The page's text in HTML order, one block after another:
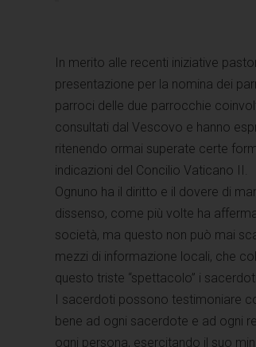
In merito alle recenti iniziative
presentazione per la nomina dei
parroci delle due parrocchie
consultati dal Vescovo e hanno
ritenendo ormai superate certe
indicazioni del Concilio Vaticano II.
Ognuno ha il diritto e il dovere di
dissenso, come più volte ha
società, ma questo non può mai
mezzi di informazione locali, che
questo triste “spettacolo” i
I sacerdoti possono testimoniare
bene ad ogni sacerdote e ad ogni
ogni persona, esercitando il suo